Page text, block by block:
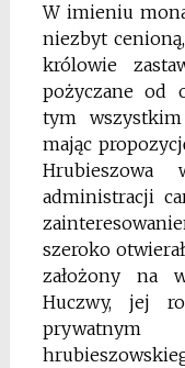
W imieniu
niezbyt
królowie
pożyczane od
tym
mając
administracji
szeroko
założony na
Huczwy, jej
prywatnym